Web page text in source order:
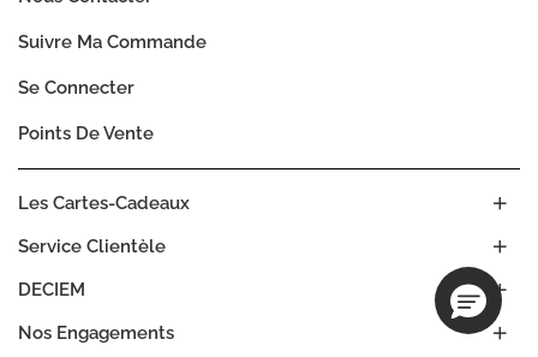
DECIEM
Nos Engagements
Service Clientèle
Les Cartes-Cadeaux
Suivre Ma Commande
Se Connecter
Points De Vente